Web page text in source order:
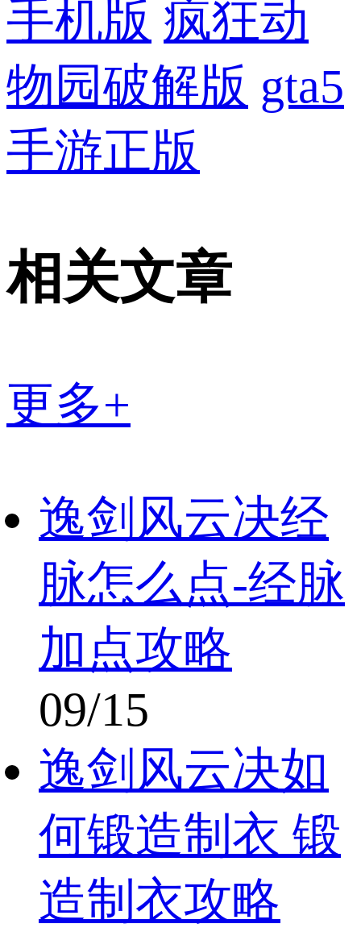
手机版 疯狂动
物园破解版 gta5
手游正版
相关文章
更多+
逸剑风云决经
脉怎么点-经脉
加点攻略
09/15
逸剑风云决如
何锻造制衣 锻
造制衣攻略